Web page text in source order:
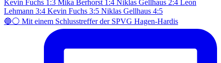
🔵⚪️ Mit einem Schlusstreffer der SPVG Hagen-Hardis